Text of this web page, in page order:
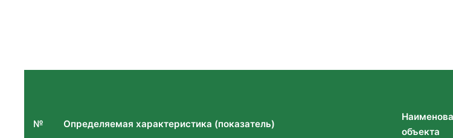
№ Определяемая характеристика (показатель)
объекта